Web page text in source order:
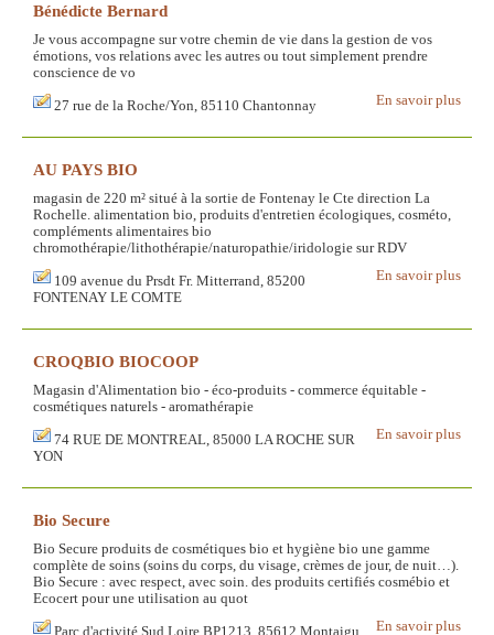
Bénédicte Bernard
Je vous accompagne sur votre chemin de vie dans la gestion de vos
émotions, vos relations avec les autres ou tout simplement prendre
conscience de vo
En savoir plus
27 rue de la Roche/Yon, 85110 Chantonnay
AU PAYS BIO
magasin de 220 m² situé à la sortie de Fontenay le Cte direction La
Rochelle. alimentation bio, produits d'entretien écologiques, cosméto,
compléments alimentaires bio
chromothérapie/lithothérapie/naturopathie/iridologie sur RDV
En savoir plus
109 avenue du Prsdt Fr. Mitterrand, 85200
FONTENAY LE COMTE
CROQBIO BIOCOOP
Magasin d'Alimentation bio - éco-produits - commerce équitable -
cosmétiques naturels - aromathérapie
En savoir plus
74 RUE DE MONTREAL, 85000 LA ROCHE SUR
YON
Bio Secure
Bio Secure produits de cosmétiques bio et hygiène bio une gamme
complète de soins (soins du corps, du visage, crèmes de jour, de nuit…).
Bio Secure : avec respect, avec soin. des produits certifiés cosmébio et
Ecocert pour une utilisation au quot
En savoir plus